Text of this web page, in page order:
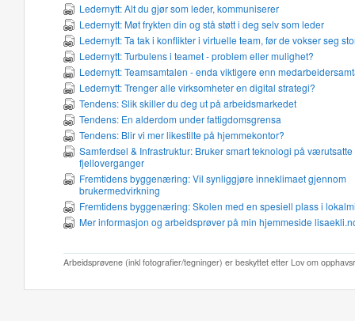
Ledernytt: Alt du gjør som leder, kommuniserer
Ledernytt: Møt frykten din og stå støtt i deg selv som leder
Ledernytt: Ta tak i konflikter i virtuelle team, før de vokser seg
Ledernytt: Turbulens i teamet - problem eller mulighet?
Ledernytt: Teamsamtalen - enda viktigere enn
Ledernytt: Trenger alle virksomheter en digital strategi?
Tendens: Slik skiller du deg ut på arbeidsmarkedet
Tendens: En alderdom under fattigdomsgrensa
Tendens: Blir vi mer likestilte på hjemmekontor?
Samferdsel & Infrastruktur: Bruker smart teknologi på værutsatte
fjelloverganger
Fremtidens byggenæring: Vil synliggjøre inneklimaet gjennom
brukermedvirkning
Fremtidens byggenæring: Skolen med en spesiell plass i
Mer informasjon og arbeidsprøver på min hjemmeside
Arbeidsprøvene (inkl fotografier/tegninger) er beskyttet etter Lov om